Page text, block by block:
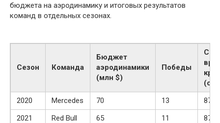
бюджета на аэродинамику и итоговых результатов
команд в отдельных сезонах.
Сезон Команда
Бюджет
аэродинамики
(млн $)
Победы
2020
Mercedes 70 13
87.1
2021
Red Bull 65 11
87.3